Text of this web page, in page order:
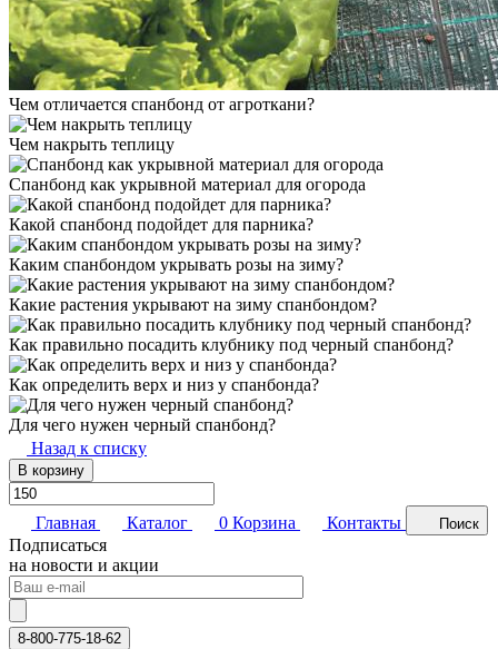
Чем отличается спанбонд от агроткани?
Чем накрыть теплицу
Спанбонд как укрывной материал для огорода
Какой спанбонд подойдет для парника?
Каким спанбондом укрывать розы на зиму?
Какие растения укрывают на зиму спанбондом?
Как правильно посадить клубнику под черный спанбонд?
Как определить верх и низ у спанбонда?
Для чего нужен черный спанбонд?
Назад к списку
В корзину
Главная Каталог 0 Корзина Контакты Поиск
Подписаться
на новости и акции
8-800-775-18-62